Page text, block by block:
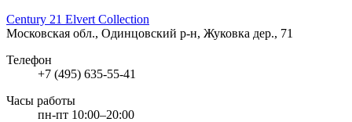
Century 21 Elvert Collection
Московская обл., Одинцовский р-н, Жуковка дер., 71
Телефон
+7 (495) 635-55-41
Часы работы
пн-пт 10:00–20:00